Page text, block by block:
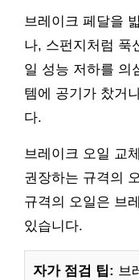
브레이크 페달을
나, 스펀지처럼 푹
일 성능 저하를 의
템에 공기가 찼거
다.
브레이크 오일 교
권장하는 규격의
규격의 오일은 브
있습니다.
자가 점검 팁: 브